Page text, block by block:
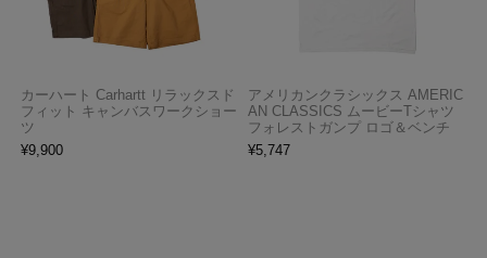
カーハート Carhartt リラックスド
フィット キャンバスワークショー
ツ
¥9,900
アメリカンクラシックス AMERIC
AN CLASSICS ムービーTシャツ
フォレストガンプ ロゴ＆ベンチ
¥5,747